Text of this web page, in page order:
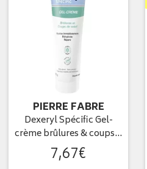
PIERRE FABRE
Dexeryl Spécific Gel-
crème brûlures & coups…
7,67€